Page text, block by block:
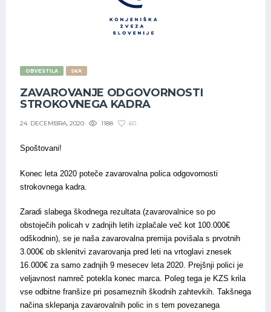
OBVESTILA SKA
ZAVAROVANJE ODGOVORNOSTI
STROKOVNEGA KADRA
24. DECEMBRA, 2020 1188 60
Spoštovani!
Konec leta 2020 poteče zavarovalna polica odgovornosti
strokovnega kadra.
Zaradi slabega škodnega rezultata (zavarovalnice so po
obstoječih policah v zadnjih letih izplačale več kot 100.000€
odškodnin), se je naša zavarovalna premija povišala s prvotnih
3.000€ ob sklenitvi zavarovanja pred leti na vrtoglavi znesek
16.000€ za samo zadnjih 9 mesecev leta 2020. Prejšnji polici je
veljavnost namreč potekla konec marca. Poleg tega je KZS krila
vse odbitne franšize pri posameznih škodnih zahtevkih. Takšnega
načina sklepanja zavarovalnih polic in s tem povezanega